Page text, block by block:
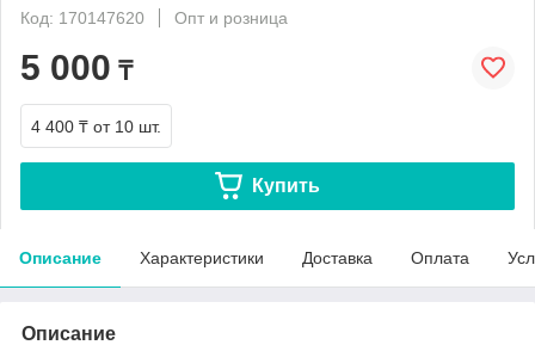
Код: 170147620
Опт и розница
5 000 ₸
4 400 ₸ от 10 шт.
Купить
Описание Характеристики Доставка Оплата
Описание